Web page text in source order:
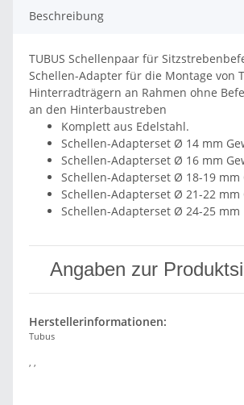
Beschreibung
TUBUS Schellenpaar für
Schellen-Adapter für die Montage von
Hinterradträgern an Rahmen ohne
an den Hinterbaustreben
Komplett aus Edelstahl.
Schellen-Adapterset Ø 14 mm
Schellen-Adapterset Ø 16 mm
Schellen-Adapterset Ø 18-19 mm
Schellen-Adapterset Ø 21-22 mm
Schellen-Adapterset Ø 24-25 mm
Angaben zur
Herstellerinformationen:
Tubus